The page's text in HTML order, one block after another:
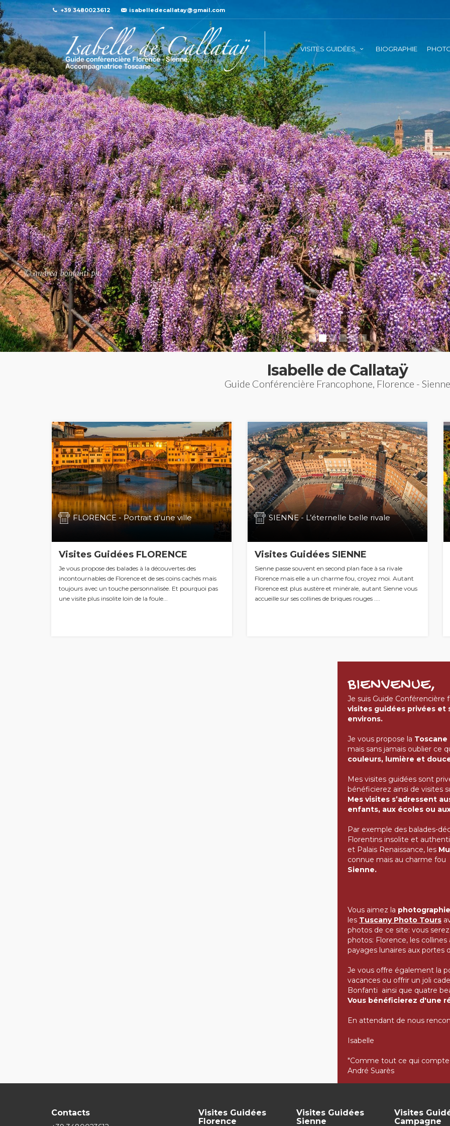
+39 3480023612 isabelledecallatay@gmail.com
VISITES GUIDÉES BIOGRAPHIE
Isabelle de Callataÿ
Guide Conférencière Francophone, Florence - Sienne
FLORENCE - Portrait d’une ville
Visites Guidées FLORENCE
Je vous propose des balades à la découvertes des
incontournables de Florence et de ses coins cachés mais
toujours avec un touche personnalisée. Et pourquoi pas
une visite plus insolite loin de la foule...
SIENNE - L’éternelle belle rivale
Visites Guidées SIENNE
Sienne passe souvent en second plan face à sa rivale
Florence mais elle a un charme fou, croyez moi. Autant
Florence est plus austère et minérale, autant Sienne vous
accueille sur ses collines de briques rouges ....
BIENVENUE,
Je suis Guide
visites guidées privées et
environs.
Je vous propose la
mais sans jamais oublier ce
couleurs, lumière et
Mes visites guidées sont
bénéficierez ainsi de visites
Mes visites s’adressent
enfants, aux écoles ou
Par exemple des balades-
Florentins insolite et
et Palais Renaissance, les
connue mais au charme fou
Sienne.
Vous aimez la photographie
les Tuscany Photo Tours
photos de ce site: vous
photos: Florence, les
payages lunaires aux portes
Je vous offre également la
vacances ou offrir un joli
Bonfanti ainsi que quatre
Vous bénéficierez d'une
En attendant de nous
Isabelle
"Comme tout ce qui
André Suarès
Contacts
Visites Guidées
Florence
Visites Guidées
Sienne
Visites
Campagne